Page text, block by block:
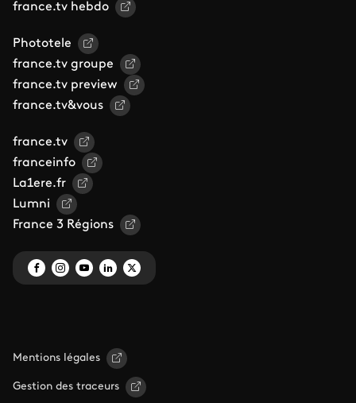
france.tv hebdo
Phototele
france.tv groupe
france.tv preview
france.tv&vous
france.tv
franceinfo
La1ere.fr
Lumni
France 3 Régions
Mentions légales
Gestion des traceurs